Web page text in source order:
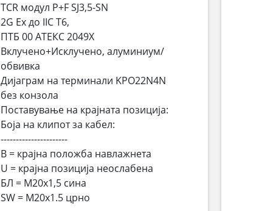
TCR модул P+F SJ3,5-SN
2G Ex до IIC T6,
ПТБ 00 АТЕКС 2049Х
Вклучено+Исклучено, алуминиум/
обвивка
Дијаграм на терминали KPO22N4N
без конзола
Поставување на крајната позиција:
Боја на клипот за кабел:
----------------------
B = крајна положба навлажнета
U = крајна позиција неослабена
БЛ = М20х1,5 сина
SW = M20x1.5 црно